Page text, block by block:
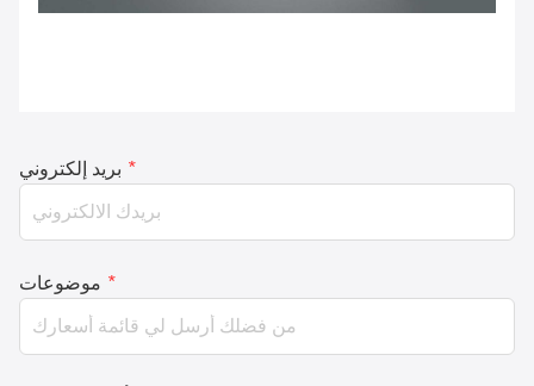
بريد إلكتروني *
موضوعات *